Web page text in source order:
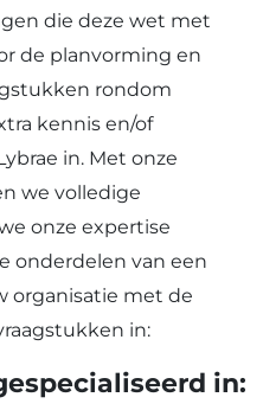
die deze wet met
de planvorming en
rondom
kennis en/of
in. Met onze
we volledige
onze expertise
onderdelen van een
organisatie met de
in:
in: